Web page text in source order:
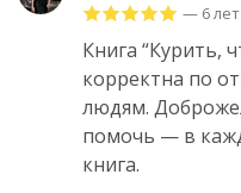
— 6
Книга “Курить,
корректна по
людям.
помочь — в
книга.